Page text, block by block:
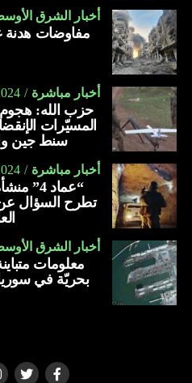
أخبار الشرق
مفاوضات هدنة
أخبار مباشرة
حزب الله:
المسيّرات
سنط جين
أخبار مباشرة
“عماد
تطرح السؤال عن
أخبار الشرق
معلومات
بحريّة في